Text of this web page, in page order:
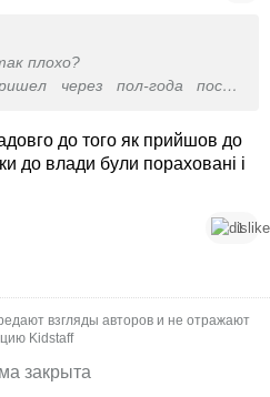
плохо?
через пол-года после
до того як прийшов до
до влади були пораховані і
1
взгляды авторов и не отражают
Kidstaff
закрыта